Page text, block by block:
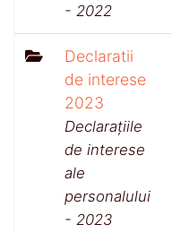
- 2022
Declaratii
de interese
2023
Declarațiile
de interese
ale
personalului
- 2023